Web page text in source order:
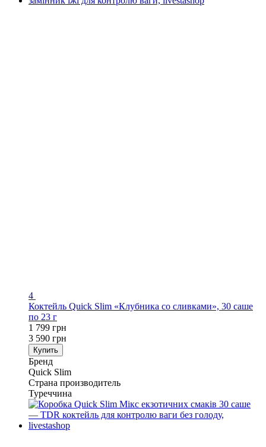
4
Коктейль Quick Slim «Клубника со сливками», 30 саше
по 23 г
1 799 грн
3 590 грн
Купить
Бренд
Quick Slim
Страна производитель
Туреччина